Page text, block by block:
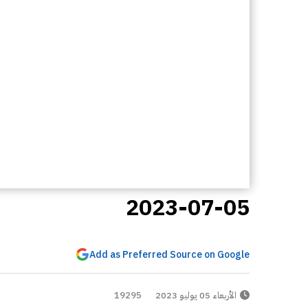
2023-07-05
Add as Preferred Source on Google
الأربعاء 05 يوليو 2023 19295